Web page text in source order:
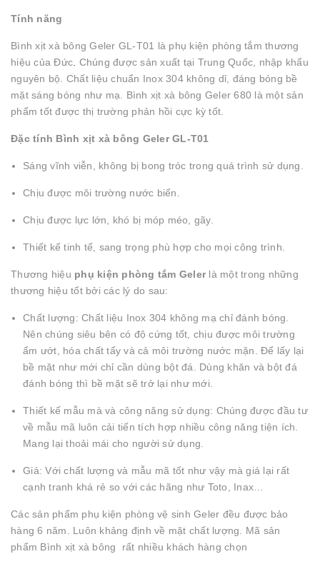
Tính năng
Bình xịt xà bông Geler GL-T01 là phụ kiện phòng tắm thương
hiệu của Đức Chúng được sản xuất tại Trung Quốc, nhập khẩu
nguyên bộ. Chất liệu chuẩn Inox 304 không dỉ, đáng bóng bề
mặt sáng bóng như mạ. Bình xịt xà bông Geler 680 là một sản
phẩm tốt được thị trường phản hồi cực kỳ tốt.
Đặc tính Bình xịt xà bông Geler GL-T01
Sáng vĩnh viễn, không bị bong tróc trong quá trình sử dụng.
Chịu được môi trường nước biển.
Chịu được lực lớn, khó bị móp méo, gãy.
Thiết kế tinh tế, sang trọng phù hợp cho mọi công trình.
Thương hiệu phụ kiện phòng tắm Gelerlà một trong những
thương hiệu tốt bởi các lý do sau:
Chất lượng: Chất liệu Inox 304 không mạ chỉ đánh bóng.
Nên chúng siêu bên có độ cứng tốt, chịu được môi trường
ẩm ướt, hóa chất tẩy và cả môi trường nước mặn. Để lấy lại
bề mặt như mới chỉ cần dùng bột đá. Dùng khăn và bột đá
đánh bóng thì bề mặt sẽ trở lại như mới.
Thiết kế mẫu mà và công năng sử dụng: Chúng được đầu tư
về mẫu mã luôn cải tiến tích hợp nhiều công năng tiện ích.
Mang lại thoải mái cho người sử dụng.
Giá: Với chất lượng và mẫu mã tốt như vậy mà giá lại rất
cạnh tranh khá rẻ so với các hãng như Toto, Inax…
Các sản phẩm phụ kiện phòng vệ sinh Geler đều được bảo
hàng 6 năm. Luôn khảng định về mặt chất lượng. Mã sản
phẩm Bình xịt xà bông rất nhiều khách hàng chọn